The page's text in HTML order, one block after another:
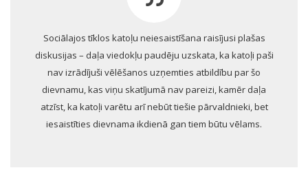
Sociālajos tīklos katoļu neiesaistīšana raisījusi plašas
diskusijas – daļa viedokļu paudēju uzskata, ka katoļi paši
nav izrādījuši vēlēšanos uzņemties atbildību par šo
dievnamu, kas viņu skatījumā nav pareizi, kamēr daļa
atzīst, ka katoļi varētu arī nebūt tiešie pārvaldnieki, bet
iesaistīties dievnama ikdienā gan tiem būtu vēlams.